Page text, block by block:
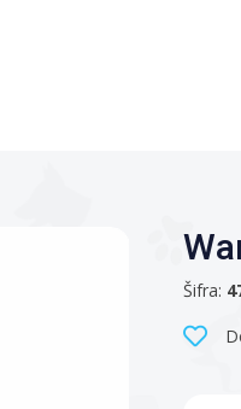
Šifra: